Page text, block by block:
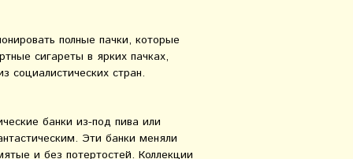
полные пачки, которые
сигареты в ярких пачках,
социалистических стран.
банки из-под пива или
Эти банки меняли
и без потертостей. Коллекции